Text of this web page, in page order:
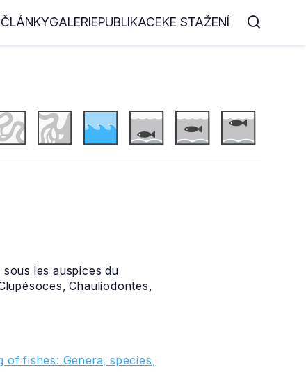
ČLÁNKYGALERIEPUBLIKACEKE STAŽENÍ
les auspices du
Chauliodontes,
of fishes: Genera, species,